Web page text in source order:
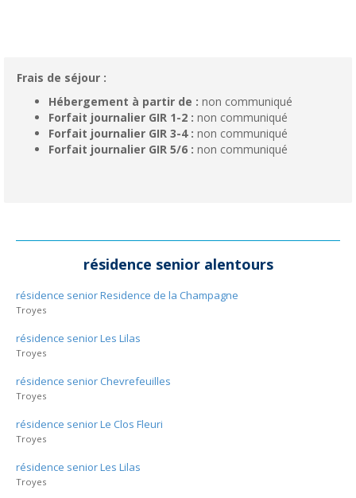
Frais de séjour :
Hébergement à partir de : non communiqué
Forfait journalier GIR 1-2 : non communiqué
Forfait journalier GIR 3-4 : non communiqué
Forfait journalier GIR 5/6 : non communiqué
résidence senior alentours
résidence senior Residence de la Champagne
Troyes
résidence senior Les Lilas
Troyes
résidence senior Chevrefeuilles
Troyes
résidence senior Le Clos Fleuri
Troyes
résidence senior Les Lilas
Troyes